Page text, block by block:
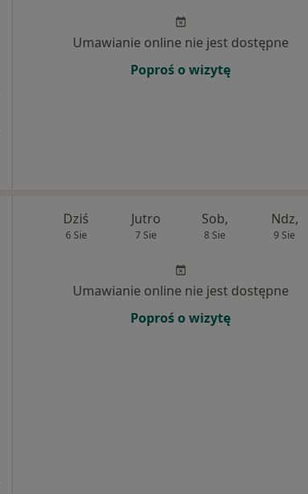
Umawianie online nie jest dostępne
Poproś o wizytę
Dziś
6 Sie
Jutro
7 Sie
Sob,
8 Sie
Ndz,
9 Sie
Umawianie online nie jest dostępne
Poproś o wizytę